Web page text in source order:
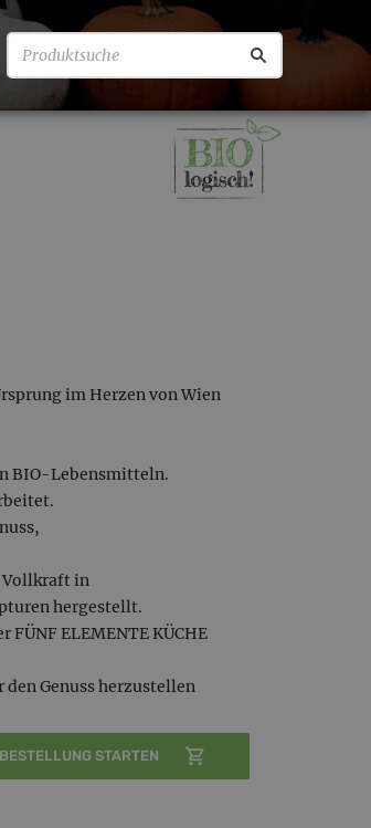
im Herzen von Wien
BIO-Lebensmitteln.
Vollkraft in
hergestellt.
ELEMENTE KÜCHE
Genuss herzustellen
BESTELLUNG STARTEN